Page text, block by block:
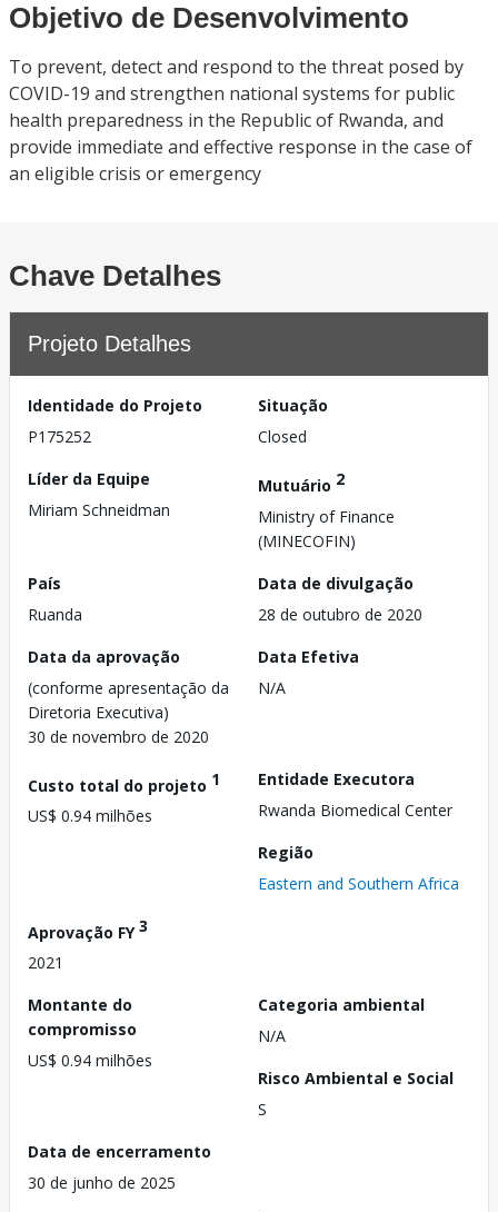
Objetivo de Desenvolvimento
To prevent, detect and respond to the threat posed by
COVID-19 and strengthen national systems for public
health preparedness in the Republic of Rwanda, and
provide immediate and effective response in the case of
an eligible crisis or emergency
Chave Detalhes
Projeto Detalhes
Identidade do Projeto
P175252
Situação
Closed
Líder da Equipe
Miriam Schneidman
Mutuário 2
Ministry of Finance
(MINECOFIN)
País
Ruanda
Data de divulgação
28 de outubro de 2020
Data da aprovação
(conforme apresentação da
Diretoria Executiva)
30 de novembro de 2020
Data Efetiva
N/A
Custo total do projeto 1
US$ 0.94 milhões
Entidade Executora
Rwanda Biomedical Center
Região
Eastern and Southern Africa
Aprovação FY3
2021
Montante do
compromisso
US$ 0.94 milhões
Categoria ambiental
N/A
Risco Ambiental e Social
S
Data de encerramento
30 de junho de 2025